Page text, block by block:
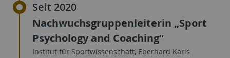
Seit 2020
Nachwuchsgruppenleiterin „Sport
Psychology and Coaching“
Institut für Sportwissenschaft, Eberhard Karls